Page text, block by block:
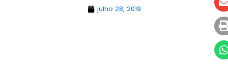
julho 28, 2019